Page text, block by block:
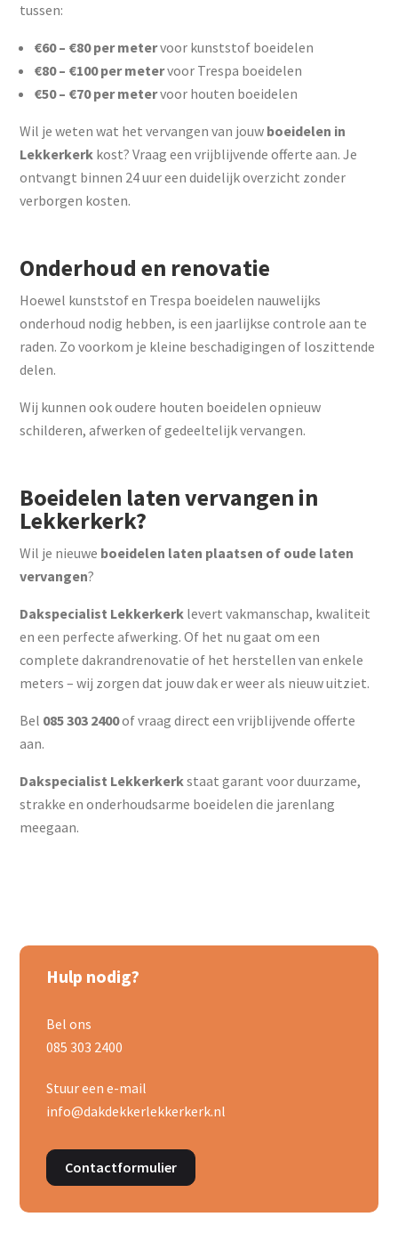
tussen:
€60 – €80 per metervoor kunststof boeidelen
€80 – €100 per metervoor Trespa boeidelen
€50 – €70 per metervoor houten boeidelen
Wil je weten wat het vervangen van jouw boeidelen in
Lekkerkerk kost? Vraag een vrijblijvende offerte aan. Je
ontvangt binnen 24 uur een duidelijk overzicht zonder
verborgen kosten.
Onderhoud en renovatie
Hoewel kunststof en Trespa boeidelen nauwelijks
onderhoud nodig hebben, is een jaarlijkse controle aan te
raden. Zo voorkom je kleine beschadigingen of loszittende
delen.
Wij kunnen ook oudere houten boeidelen opnieuw
schilderen, afwerken of gedeeltelijk vervangen.
Boeidelen laten vervangen in
Lekkerkerk?
Wil je nieuwe boeidelen laten plaatsen of oude laten
vervangen?
Dakspecialist Lekkerkerk levert vakmanschap, kwaliteit
en een perfecte afwerking. Of het nu gaat om een
complete dakrandrenovatie of het herstellen van enkele
meters – wij zorgen dat jouw dak er weer als nieuw uitziet.
Bel 085 303 2400of vraag direct een vrijblijvende offerte
aan.
Dakspecialist Lekkerkerkstaat garant voor duurzame,
strakke en onderhoudsarme boeidelen die jarenlang
meegaan.
Hulp nodig?
Bel ons
085 303 2400
Stuur een e-mail
info@dakdekkerlekkerkerk.nl
Contactformulier